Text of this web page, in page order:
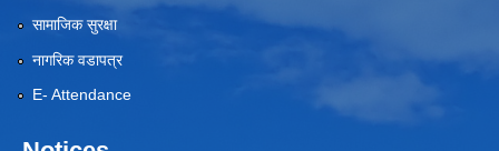
सामाजिक सुरक्षा
नागरिक वडापत्र
E- Attendance